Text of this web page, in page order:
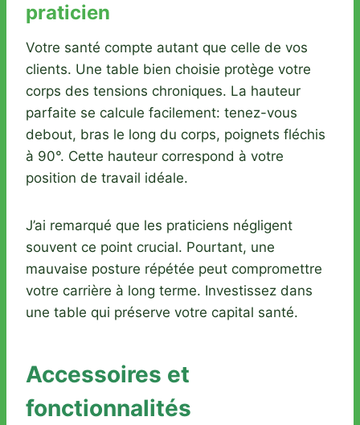
praticien
Votre santé compte autant que celle de vos
clients. Une table bien choisie protège votre
corps des tensions chroniques. La hauteur
parfaite se calcule facilement: tenez-vous
debout, bras le long du corps, poignets fléchis
à 90°. Cette hauteur correspond à votre
position de travail idéale.
J’ai remarqué que les praticiens négligent
souvent ce point crucial. Pourtant, une
mauvaise posture répétée peut compromettre
votre carrière à long terme. Investissez dans
une table qui préserve votre capital santé.
Accessoires et
fonctionnalités